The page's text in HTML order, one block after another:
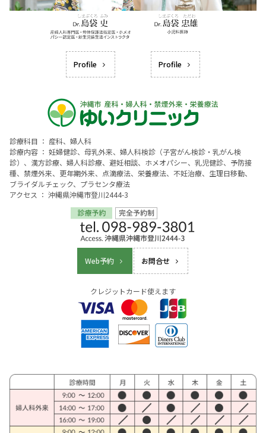
Profile Profile
診療科目 ： 産科、婦人科
診療内容 ： 妊婦健診、母乳外来、婦人科検診（子宮がん検診・乳がん検
診）、漢方診療、婦人科診療、避妊相談、ホメオパシー、乳児健診、予防接
種、禁煙外来、更年期外来、点滴療法、栄養療法、不妊治療、生理日移動、
ブライダルチェック、プラセンタ療法
アクセス ： 沖縄県沖縄市登川2444-3
Web予約 お問合せ
クレジットカード使えます